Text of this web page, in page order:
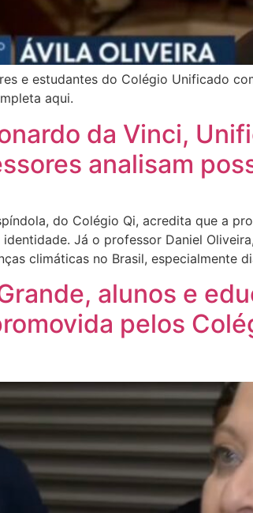
e estudantes do Colégio Unificado
aqui.
da Vinci,
analisam
do Colégio Qi, acredita que a
Já o professor Daniel
climáticas no Brasil, especialmente
alunos e
pelos